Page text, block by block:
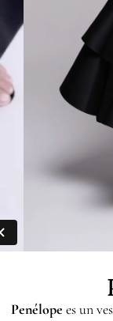
Penélope es un